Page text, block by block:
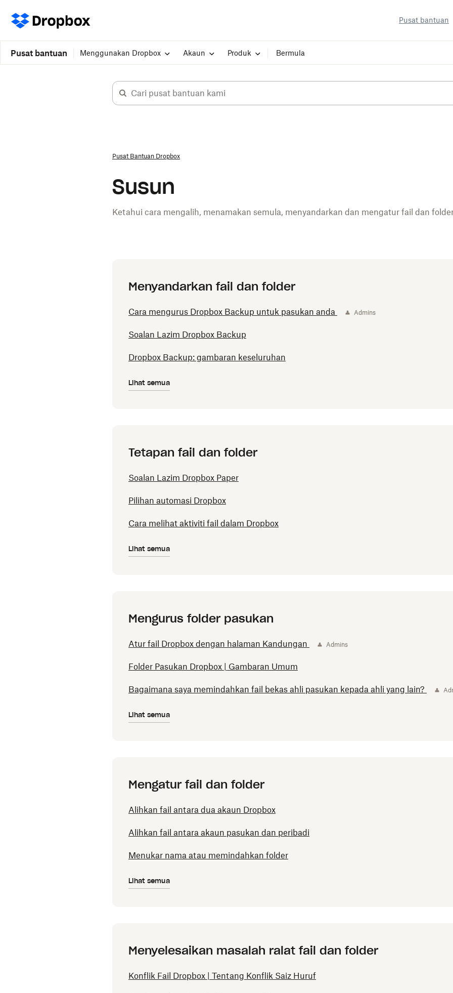
Pusat bantuan
Pusat bantuan Menggunakan Dropbox Akaun Produk Bermula
Pusat Bantuan Dropbox
Susun
Ketahui cara mengalih, menamakan semula, menyandarkan dan mengatur fail dan
Menyandarkan fail dan folder
Cara mengurus Dropbox Backup untuk pasukan anda Admins
Soalan Lazim Dropbox Backup
Dropbox Backup: gambaran keseluruhan
Lihat semua
Tetapan fail dan folder
Soalan Lazim Dropbox Paper
Pilihan automasi Dropbox
Cara melihat aktiviti fail dalam Dropbox
Lihat semua
Mengurus folder pasukan
Atur fail Dropbox dengan halaman Kandungan Admins
Folder Pasukan Dropbox | Gambaran Umum
Bagaimana saya memindahkan fail bekas ahli pasukan kepada ahli yang lain?
Lihat semua
Mengatur fail dan folder
Alihkan fail antara dua akaun Dropbox
Alihkan fail antara akaun pasukan dan peribadi
Menukar nama atau memindahkan folder
Lihat semua
Menyelesaikan masalah ralat fail dan folder
Konflik Fail Dropbox | Tentang Konflik Saiz Huruf